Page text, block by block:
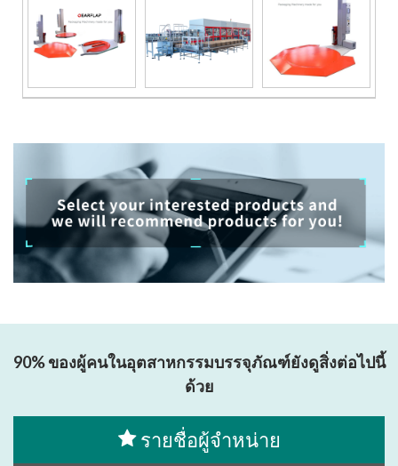
90% ของผู้คนในอุตสาหกรรมบรรจุภัณฑ์ยังดูสิ่งต่อไปนี้
ด้วย
รายชื่อผู้จำหน่าย